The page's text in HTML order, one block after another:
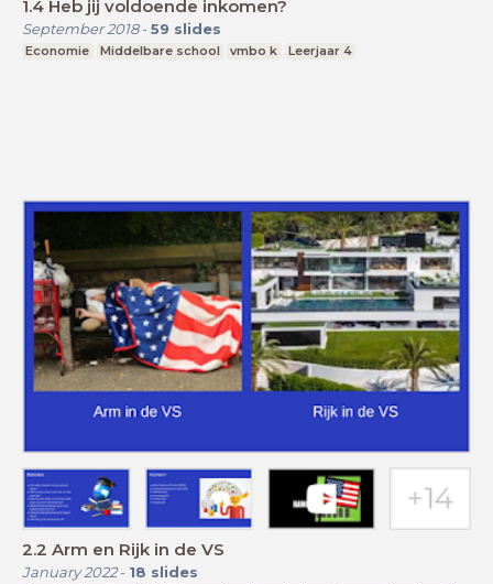
1.4 Heb jij voldoende inkomen?
September 2018- 59 slides
Economie Middelbare school vmbo k Leerjaar 4
2.2 Arm en Rijk in de VS
January 2022- 18 slides